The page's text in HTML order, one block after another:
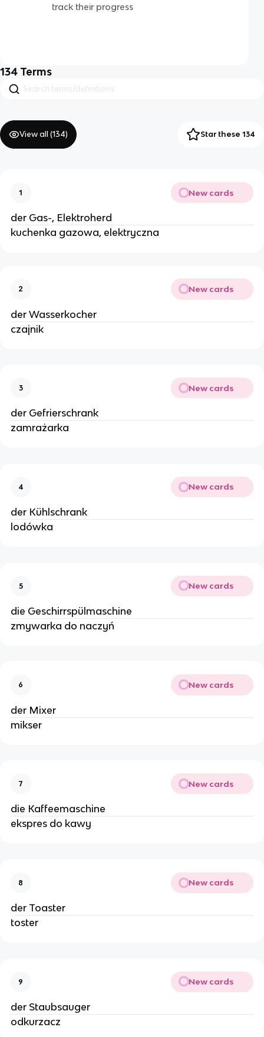
track their progress
134 Terms
View all (134) Star these 134
1 New cards
der Gas-, Elektroherd
kuchenka gazowa, elektryczna
2 New cards
der Wasserkocher
czajnik
3 New cards
der Gefrierschrank
zamrażarka
4 New cards
der Kühlschrank
lodówka
5 New cards
die Geschirrspülmaschine
zmywarka do naczyń
6 New cards
der Mixer
mikser
7 New cards
die Kaffeemaschine
ekspres do kawy
8 New cards
der Toaster
toster
9 New cards
der Staubsauger
odkurzacz